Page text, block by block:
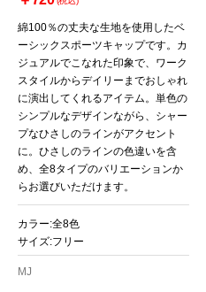
綿100％の丈夫な生地を使用したベ
ーシックスポーツキャップです。カ
ジュアルでこなれた印象で、ワーク
スタイルからデイリーまでおしゃれ
に演出してくれるアイテム。単色の
シンプルなデザインながら、シャー
プなひさしのラインがアクセント
に。ひさしのラインの色違いを含
め、全8タイプのバリエーションか
らお選びいただけます。
カラー:全8色
サイズ:フリー
MJ